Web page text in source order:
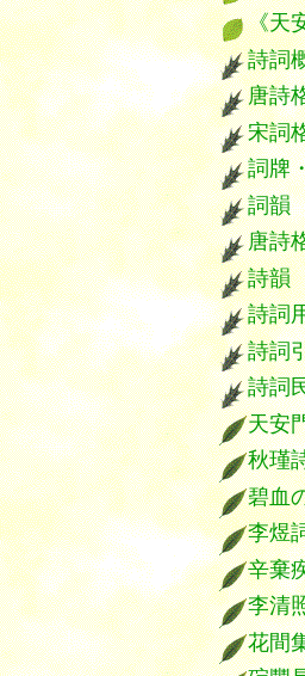
《天
詩詞
唐詩
宋詞
詞牌
詞韻
唐詩
詩韻
詩詞
詩詞
詩詞
天安
秋瑾
碧血
李煜
辛棄
李清
花間